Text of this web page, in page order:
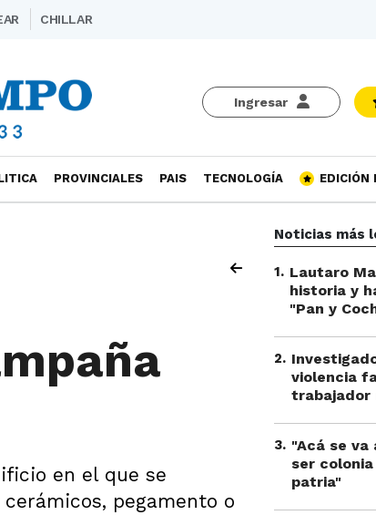
CHILLAR
Ingresar
PROVINCIALES PAIS TECNOLOGÍA EDICIÓN
en el que se
pegamento o
Noticias más
1. Lautaro
historia y
"Pan y
2.
violencia
trabajador
3. "Acá se va
ser
patria"